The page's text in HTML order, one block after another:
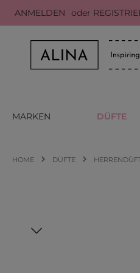
Hauptinhalt springen
Zur Suche springen
Zur Hauptnavigation
ANMELDEN oder
MARKEN DÜFTE
HOME DÜFTE
Bildergalerie überspringen